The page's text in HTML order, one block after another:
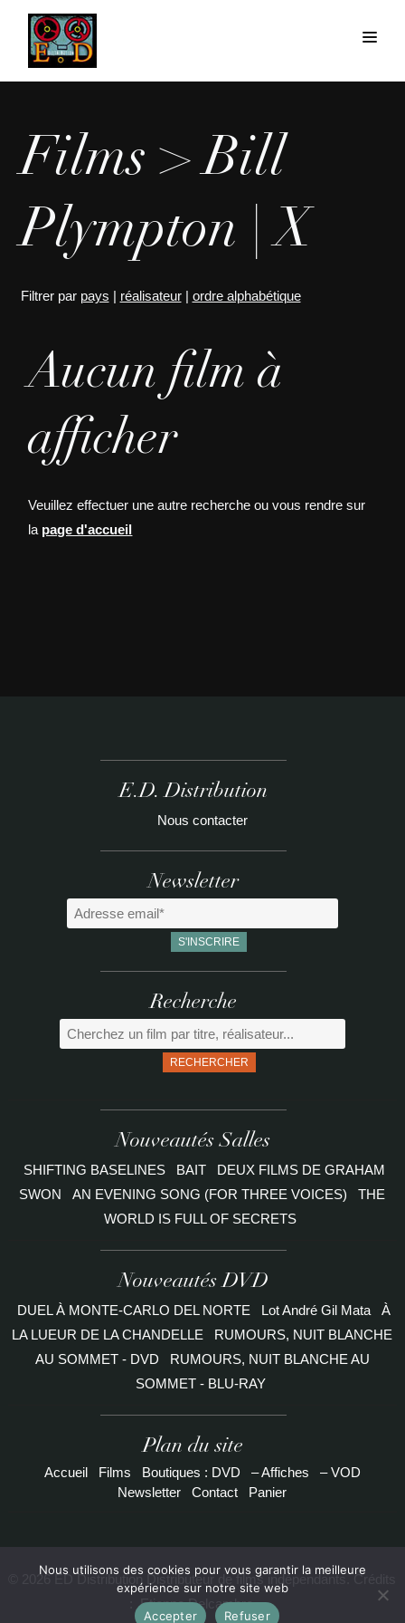
Films > Bill
Plympton | X
Filtrer par pays | réalisateur| ordre alphabétique
Aucun film à
afficher
Veuillez effectuer une autre recherche ou vous rendre sur
la page d'accueil
E.D. Distribution
Nous contacter
Newsletter
Recherche
RECHERCHER
Nouveautés Salles
SHIFTING BASELINES BAIT
DEUX FILMS DE GRAHAM
SWON
AN EVENING SONG (FOR THREE VOICES)
THE
WORLD IS FULL OF SECRETS
Nouveautés DVD
DUEL À MONTE-CARLO DEL NORTE Lot André Gil Mata
À
LA LUEUR DE LA CHANDELLE
RUMOURS, NUIT BLANCHE
AU SOMMET - DVD
RUMOURS, NUIT BLANCHE AU
SOMMET - BLU-RAY
Plan du site
Accueil Films Boutiques : DVD – Affiches
– VOD
Newsletter
Contact Panier
© 2026 ED Distribution Distributeur de films indépendants. Crédits
Etienne Delcambre
Nous utilisons des cookies pour vous garantir la meilleure
expérience sur notre site web
Accepter
Refuser